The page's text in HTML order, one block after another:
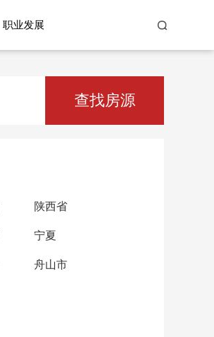
职业发展
查找房源
陕西省
宁夏
舟山市